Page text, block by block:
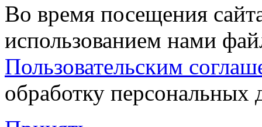
Во время посещения
использованием нами
Пользовательским
обработку персональных